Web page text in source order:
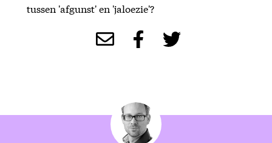
tussen 'afgunst' en 'jaloezie'?